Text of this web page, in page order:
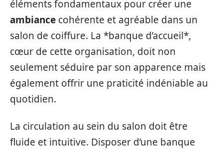
éléments fondamentaux pour créer une
ambiance cohérente et agréable dans un
salon de coiffure. La *banque d’accueil*,
cœur de cette organisation, doit non
seulement séduire par son apparence mais
également offrir une praticité indéniable au
quotidien.
La circulation au sein du salon doit être
fluide et intuitive. Disposer d’une banque